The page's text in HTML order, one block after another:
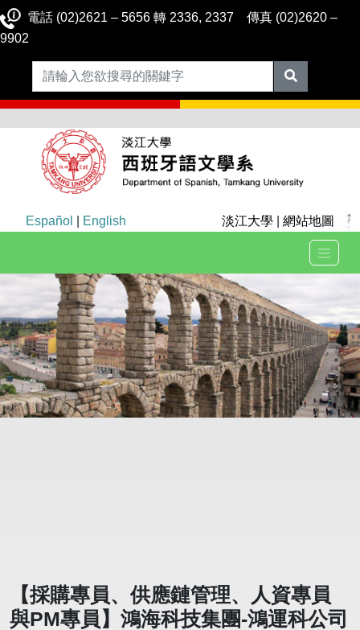
電話 (02)2621 – 5656 轉 2336, 2337 傳真 (02)2620 –
9902
Español English 淡江大學 網站地圖
【採購專員、供應鏈管理、人資專員
與PM專員】鴻海科技集團-鴻運科公司